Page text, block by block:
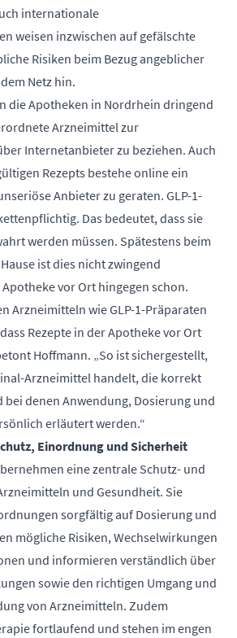
internationale
weisen inzwischen auf gefälschte
Risiken beim Bezug angeblicher
Netz hin.
die Apotheken in Nordrhein dringend
Arzneimittel zur
Internetanbieter zu beziehen. Auch
Rezepts bestehe online ein
Anbieter zu geraten. GLP-1-
Das bedeutet, dass sie
werden müssen. Spätestens beim
ist dies nicht zwingend
vor Ort hingegen schon.
Arzneimitteln wie GLP-1-Präparaten
Rezepte in der Apotheke vor Ort
Hoffmann. „So ist sichergestellt,
Arzneimittel handelt, die korrekt
bei denen Anwendung, Dosierung und
erläutert werden.“
Einordnung und Sicherheit
eine zentrale Schutz- und
und Gesundheit. Sie
sorgfältig auf Dosierung und
mögliche Risiken, Wechselwirkungen
und informieren verständlich über
sowie den richtigen Umgang und
von Arzneimitteln. Zudem
fortlaufend und stehen im engen